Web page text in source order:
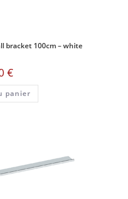
bracket 100cm – white
€
panier